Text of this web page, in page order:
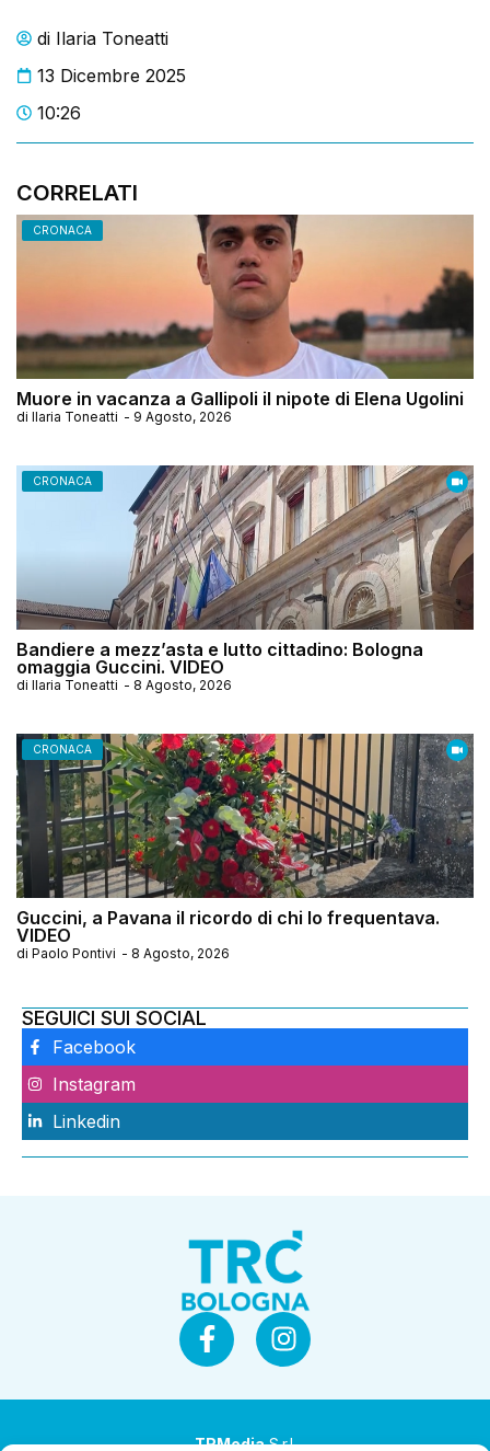
di Ilaria Toneatti
13 Dicembre 2025
10:26
CORRELATI
CRONACA
Muore in vacanza a Gallipoli il nipote di Elena Ugolini
di Ilaria Toneatti - 9 Agosto, 2026
CRONACA
Bandiere a mezz’asta e lutto cittadino: Bologna
omaggia Guccini. VIDEO
di Ilaria Toneatti - 8 Agosto, 2026
CRONACA
Guccini, a Pavana il ricordo di chi lo frequentava.
VIDEO
di Paolo Pontivi - 8 Agosto, 2026
SEGUICI SUI SOCIAL
Facebook
Instagram
Linkedin
TRMediaS.r.l.